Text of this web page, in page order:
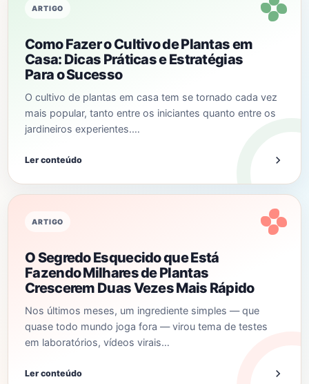
ARTIGO
Como Fazer o Cultivo de Plantas em
Casa: Dicas Práticas e Estratégias
Para o Sucesso
O cultivo de plantas em casa tem se tornado cada vez
mais popular, tanto entre os iniciantes quanto entre os
jardineiros experientes.…
Ler conteúdo
ARTIGO
O Segredo Esquecido que Está
Fazendo Milhares de Plantas
Crescerem Duas Vezes Mais Rápido
Nos últimos meses, um ingrediente simples — que
quase todo mundo joga fora — virou tema de testes
em laboratórios, vídeos virais…
Ler conteúdo